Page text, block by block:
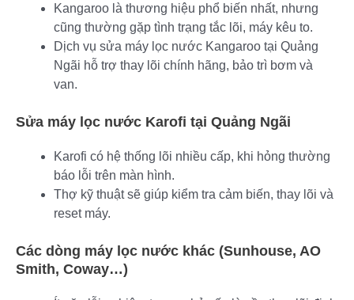
Kangaroo là thương hiệu phổ biến nhất, nhưng
cũng thường gặp tình trạng tắc lõi, máy kêu to.
Dịch vụ sửa máy lọc nước Kangaroo tại Quảng
Ngãi hỗ trợ thay lõi chính hãng, bảo trì bơm và
van.
Sửa máy lọc nước Karofi tại Quảng Ngãi
Karofi có hệ thống lõi nhiều cấp, khi hỏng thường
báo lỗi trên màn hình.
Thợ kỹ thuật sẽ giúp kiểm tra cảm biến, thay lõi và
reset máy.
Các dòng máy lọc nước khác (Sunhouse, AO
Smith, Coway…)